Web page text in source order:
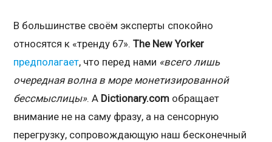
В большинстве своём эксперты спокойно
относятся к «тренду 67».The New Yorker
предполагает, что перед нами «всего лишь
очередная волна в море монетизированной
бессмыслицы». А Dictionary.com обращает
внимание не на саму фразу, а на сенсорную
перегрузку, сопровождающую наш бесконечный